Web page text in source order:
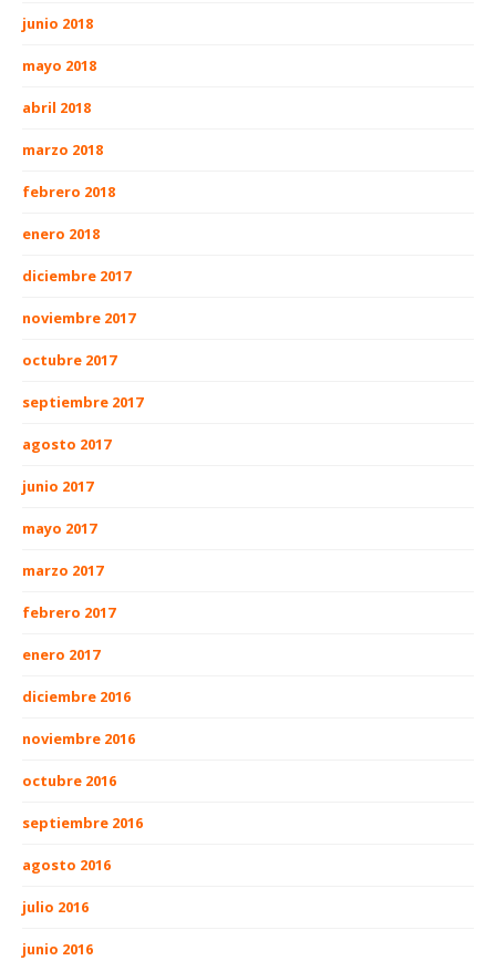
junio 2018
mayo 2018
abril 2018
marzo 2018
febrero 2018
enero 2018
diciembre 2017
noviembre 2017
octubre 2017
septiembre 2017
agosto 2017
junio 2017
mayo 2017
marzo 2017
febrero 2017
enero 2017
diciembre 2016
noviembre 2016
octubre 2016
septiembre 2016
agosto 2016
julio 2016
junio 2016